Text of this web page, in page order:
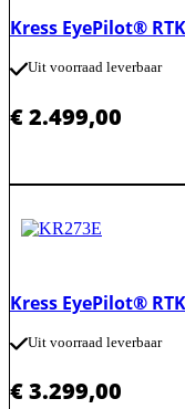
Kress EyePilot®
Uit voorraad leverbaar
€2.499,00
Kress EyePilot®
Uit voorraad leverbaar
€3.299,00